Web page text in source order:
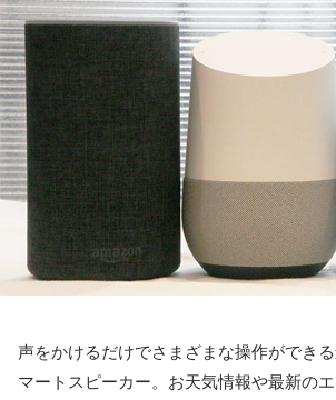
声をかけるだけでさまざまな操作ができ
マートスピーカー。お天気情報や最新のエ